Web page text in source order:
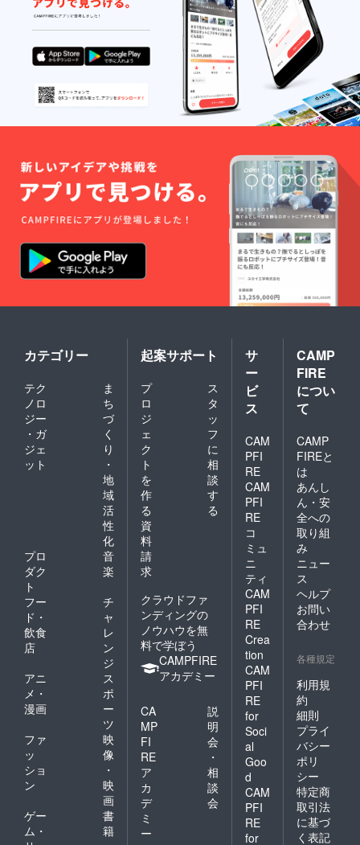
カテゴリー
テク
ノロ
ジー
・ガ
ジェ
ット
ま
ち
づ
く
り
・
地
域
活
性
化
プロ
ダク
ト
音
楽
フー
ド・
飲食
店
チ
ャ
レ
ン
ジ
アニ
メ・
漫画
ス
ポ
ー
ツ
ファ
ッ
ショ
ン
映
像
・
映
画
ゲー
ム・
書
籍
起案サポート
プ
ロ
ジ
ェ
ク
ト
を
作
る
ス
タ
ッ
フ
に
相
談
す
る
資
料
請
求
クラウドファ
ンディングの
ノウハウを無
料で学ぼう
CAMPFIRE
アカデミー
CA
MP
FI
RE
ア
カ
デ
ミ
ー
説
明
会
・
相
談
会
サ
ー
ビ
ス
CAM
PFI
RE
CAM
PFI
RE
コ
ミュ
ニ
ティ
CAM
PFI
RE
Crea
tion
CAM
PFI
RE
for
Soci
al
Goo
d
CAM
PFI
RE
for
CAMP
FIRE
につい
て
CAMP
FIREと
は
あんし
ん・安
全への
取り組
み
ニュー
ス
ヘルプ
お問い
合わせ
各種規定
利用規
約
細則
プライ
バシー
ポリ
シー
特定商
取引法
に基づ
く表記